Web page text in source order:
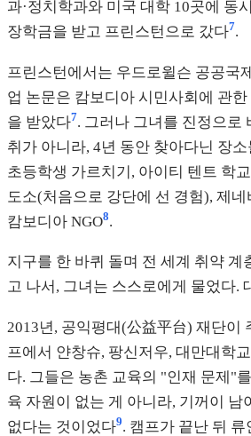
과·정치학과와 미국 대학 10곳에 동
장학금을 받고 프린스턴으로 갔다7.
프린스턴에서는 우드로윌슨 공공국
업 논문은 캄보디아 시민사회에 관
을 받았다7. 그러나 그녀를 진정으로
취가 아니라, 4년 동안 찾아다닌 장
초등학생 가르치기, 아이티 텐트 학
도소(처음으로 강단에 선 경험), 제
캄보디아 NGO8.
지구를 한 바퀴 돌며 전 세계 취약 계
고 나서, 그녀는 스스로에게 물었다.
2013년, 공익평대(公益平台) 재단이
프에서 얀창슈, 팡신저우, 대만대학
다. 그들은 농촌 교육의 "인재 문제"
육 자원이 없는 게 아니라, 기꺼이 남
없다는 것이었다9. 캠프가 끝난 뒤